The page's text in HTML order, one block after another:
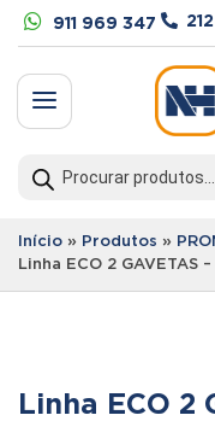
 911 969 347 
a
search
Início » Produtos »
Linha ECO 2
Linha ECO 2